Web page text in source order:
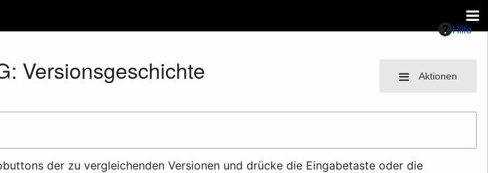
Hilfe
Aktionen
Versionsgeschichte
der zu vergleichenden Versionen und drücke die Eingabetaste oder die